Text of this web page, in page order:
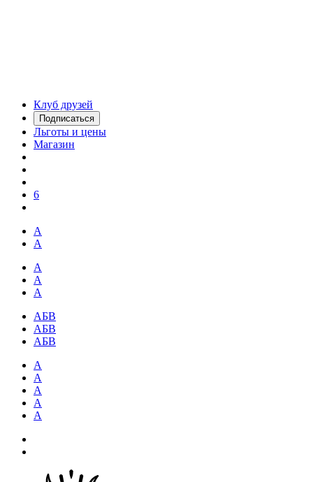
Клуб друзей
Подписаться
Льготы и цены
Магазин
6
А
А
А
А
А
АБВ
АБВ
АБВ
А
А
А
А
А